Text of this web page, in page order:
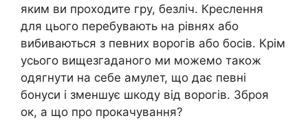
яким ви проходите гру, безліч. Креслення
для цього перебувають на рівнях або
вибиваються з певних ворогів або босів. Крім
усього вищезгаданого ми можемо також
одягнути на себе амулет, що дає певні
бонуси і зменшує шкоду від ворогів. Зброя
ок, а що про прокачування?